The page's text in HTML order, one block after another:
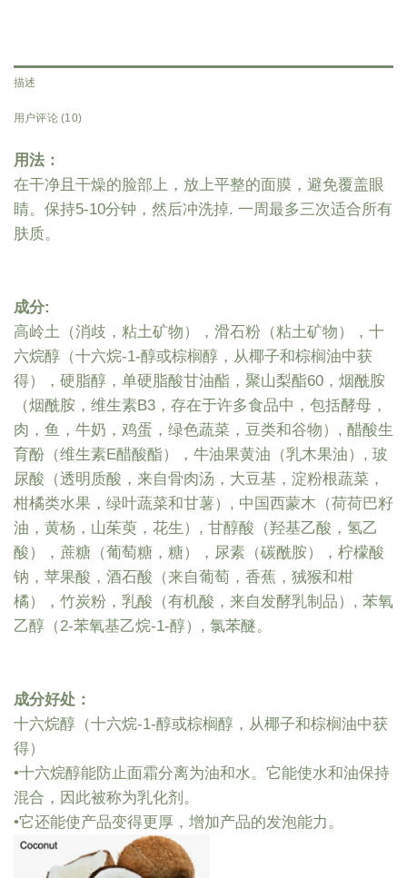
描述
用户评论 (10)
用法：
在干净且干燥的脸部上，放上平整的面膜，避免覆盖眼
睛。保持5-10分钟，然后冲洗掉. 一周最多三次适合所有
肤质。
成分:
高岭土（消歧，粘土矿物），滑石粉（粘土矿物），十
六烷醇（十六烷-1-醇或棕榈醇，从椰子和棕榈油中获
得），硬脂醇，单硬脂酸甘油酯，聚山梨酯60，烟酰胺
（烟酰胺，维生素B3，存在于许多食品中，包括酵母，
肉，鱼，牛奶，鸡蛋，绿色蔬菜，豆类和谷物）, 醋酸生
育酚（维生素E醋酸酯），牛油果黄油（乳木果油）, 玻
尿酸（透明质酸，来自骨肉汤，大豆基，淀粉根蔬菜，
柑橘类水果，绿叶蔬菜和甘薯）, 中国西蒙木（荷荷巴籽
油，黄杨，山茱萸，花生）, 甘醇酸（羟基乙酸，氢乙
酸），蔗糖（葡萄糖，糖），尿素（碳酰胺），柠檬酸
钠，苹果酸，酒石酸（来自葡萄，香蕉，狨猴和柑
橘），竹炭粉，乳酸（有机酸，来自发酵乳制品）, 苯氧
乙醇（2-苯氧基乙烷-1-醇）, 氯苯醚。
成分好处：
十六烷醇（十六烷-1-醇或棕榈醇，从椰子和棕榈油中获
得）
•十六烷醇能防止面霜分离为油和水。它能使水和油保持
混合，因此被称为乳化剂。
•它还能使产品变得更厚，增加产品的发泡能力。